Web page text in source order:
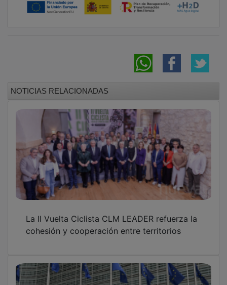
cohesión y cooperación entre territorios